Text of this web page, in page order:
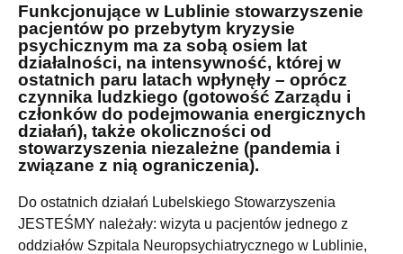
Funkcjonujące w Lublinie stowarzyszenie
pacjentów po przebytym kryzysie
psychicznym ma za sobą osiem lat
działalności, na intensywność, której w
ostatnich paru latach wpłynęły – oprócz
czynnika ludzkiego (gotowość Zarządu i
członków do podejmowania energicznych
działań), także okoliczności od
stowarzyszenia niezależne (pandemia i
związane z nią ograniczenia).
Do ostatnich działań Lubelskiego Stowarzyszenia
JESTEŚMY należały: wizyta u pacjentów jednego z
oddziałów Szpitala Neuropsychiatrycznego w Lublinie,